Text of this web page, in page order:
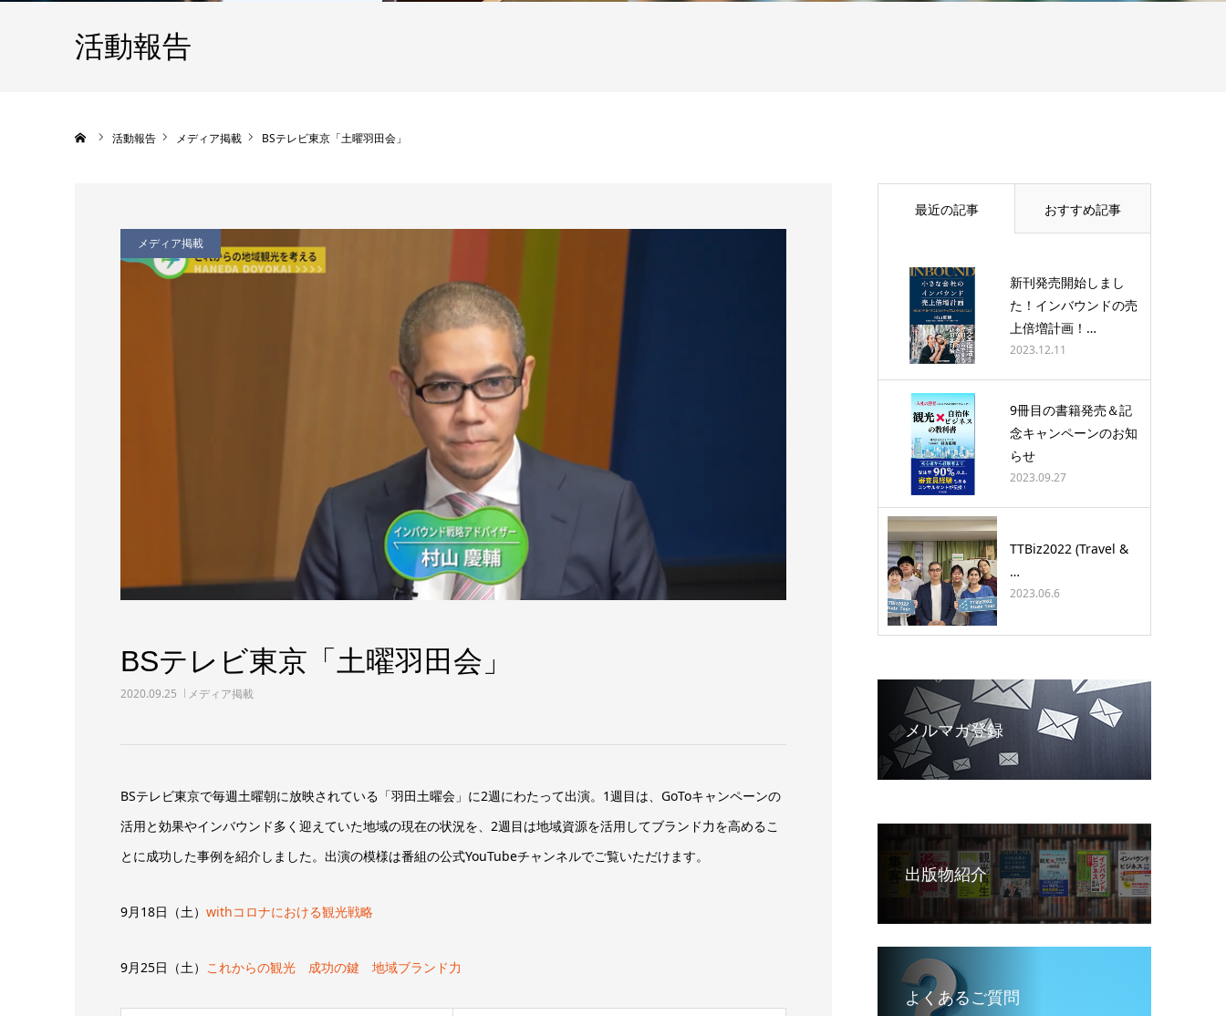
活動報告
活動報告 メディア掲載 BSテレビ東京「土曜羽田会」
メディア掲載
BSテレビ東京「土曜羽田会」
2020.09.25 メディア掲載
BSテレビ東京で毎週土曜朝に放映されている「羽田土曜会」に2週にわたって出演。1週目は、GoToキャンペーンの
活用と効果やインバウンド多く迎えていた地域の現在の状況を、2週目は地域資源を活用してブランド力を高めるこ
とに成功した事例を紹介しました。出演の模様は番組の公式YouTubeチャンネルでご覧いただけます。
9月18日（土） withコロナにおける観光戦略
9月25日（土） これからの観光 成功の鍵 地域ブランド力
最近の記事 おすすめ記事
新刊発売開始しまし
た！インバウンドの売
上倍増計画！…
2023.12.11
9冊目の書籍発売＆記
念キャンペーンのお知
らせ
2023.09.27
TTBiz2022 (Travel &
…
2023.06.6
メルマガ登録
出版物紹介
よくあるご質問